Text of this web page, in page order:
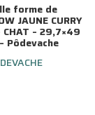
forme de
JAUNE CURRY
CHAT – 29,7×49
Pôdevache